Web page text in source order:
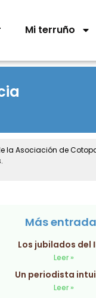
Mi terruño
la Asociación de
Más
Los jubilados del
Leer »
Un periodista
Leer »